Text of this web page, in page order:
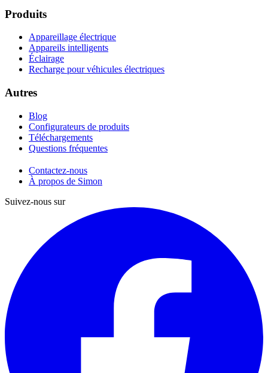
Produits
Appareillage électrique
Appareils intelligents
Éclairage
Recharge pour véhicules électriques
Autres
Blog
Configurateurs de produits
Téléchargements
Questions fréquentes
Contactez-nous
À propos de Simon
Suivez-nous sur